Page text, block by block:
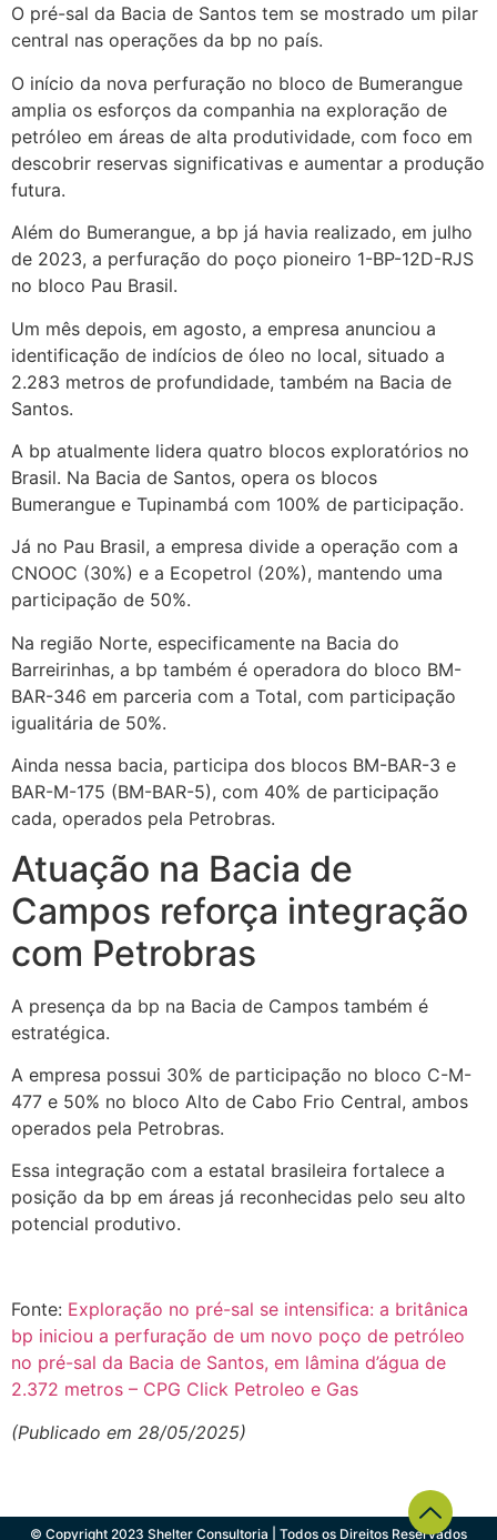
O pré-sal da Bacia de Santos tem se mostrado um pilar
central nas operações da bp no país.
O início da nova perfuração no bloco de Bumerangue
amplia os esforços da companhia na exploração de
petróleo em áreas de alta produtividade, com foco em
descobrir reservas significativas e aumentar a produção
futura.
Além do Bumerangue, a bp já havia realizado, em julho
de 2023, a perfuração do poço pioneiro 1-BP-12D-RJS
no bloco Pau Brasil.
Um mês depois, em agosto, a empresa anunciou a
identificação de indícios de óleo no local, situado a
2.283 metros de profundidade, também na Bacia de
Santos.
A bp atualmente lidera quatro blocos exploratórios no
Brasil. Na Bacia de Santos, opera os blocos
Bumerangue e Tupinambá com 100% de participação.
Já no Pau Brasil, a empresa divide a operação com a
CNOOC (30%) e a Ecopetrol (20%), mantendo uma
participação de 50%.
Na região Norte, especificamente na Bacia do
Barreirinhas, a bp também é operadora do bloco BM-
BAR-346 em parceria com a Total, com participação
igualitária de 50%.
Ainda nessa bacia, participa dos blocos BM-BAR-3 e
BAR-M-175 (BM-BAR-5), com 40% de participação
cada, operados pela Petrobras.
Atuação na Bacia de
Campos reforça integração
com Petrobras
A presença da bp na Bacia de Campos também é
estratégica.
A empresa possui 30% de participação no bloco C-M-
477 e 50% no bloco Alto de Cabo Frio Central, ambos
operados pela Petrobras.
Essa integração com a estatal brasileira fortalece a
posição da bp em áreas já reconhecidas pelo seu alto
potencial produtivo.
Fonte: Exploração no pré-sal se intensifica: a britânica
bp iniciou a perfuração de um novo poço de petróleo
no pré-sal da Bacia de Santos, em lâmina d’água de
2.372 metros – CPG Click Petroleo e Gas
(Publicado em 28/05/2025)
© Copyright 2023 Shelter Consultoria | Todos os Direitos Reservados